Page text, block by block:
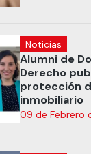
Noticias
Alumni de
Derecho
protección
inmobiliario
09 de Febrero